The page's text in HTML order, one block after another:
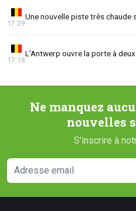
Une nouvelle piste très chaude
17:39
L'Antwerp ouvre la porte à
17:18
Ne manquez
nouvelles
S'inscrire à